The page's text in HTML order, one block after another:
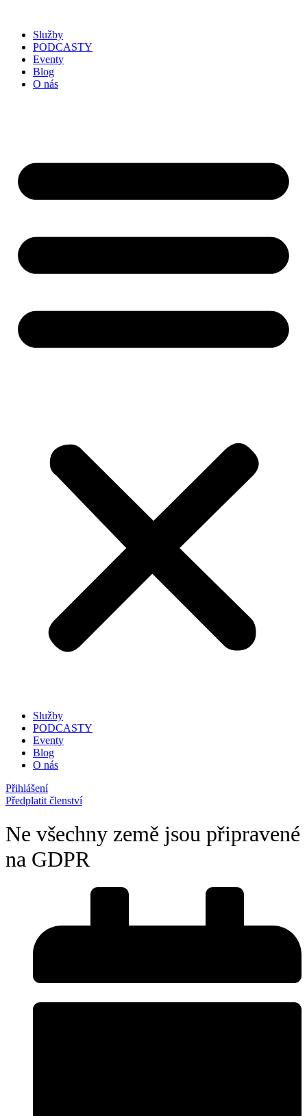
Služby
PODCASTY
Eventy
Blog
O nás
Služby
PODCASTY
Eventy
Blog
O nás
Přihlášení
Předplatit členství
Ne všechny země jsou připravené
na GDPR